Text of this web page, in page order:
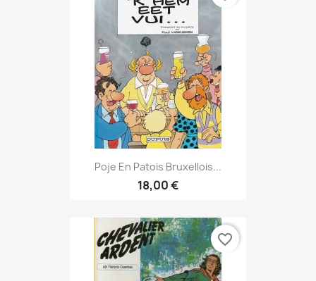
Poje En Patois Bruxellois...
18,00 €
favorite_border